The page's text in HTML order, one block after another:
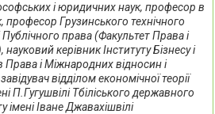
і юридичних наук, професор в
професор Грузинського технічного
Публічного права (Факультет Права і
керівник Інституту Бізнесу і
Права і Міжнародних відносин і
відділом економічної теорії
П.Гугушвілі Тбіліського державного
імені Іване Джавахішвілі